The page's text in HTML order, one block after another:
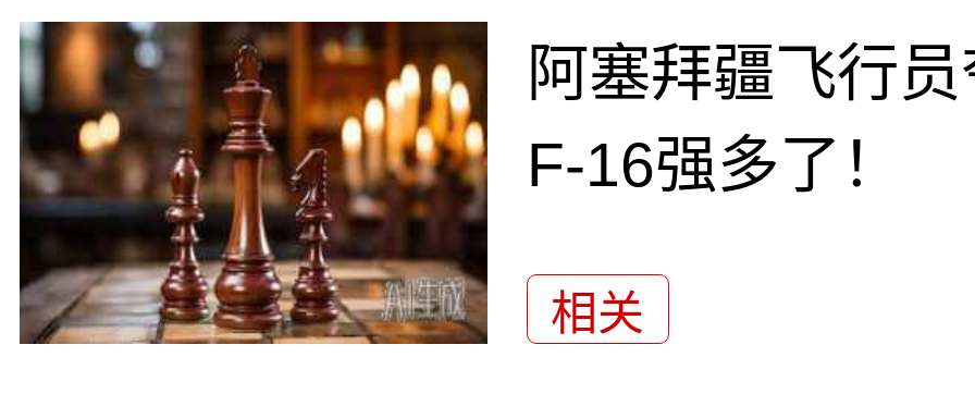
阿塞拜疆飞行
F-16强多了！
相关